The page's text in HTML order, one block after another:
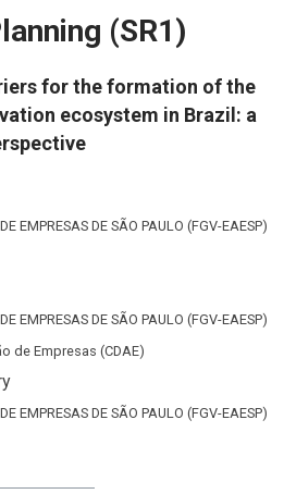
(SR1)
for the formation of the
ecosystem in Brazil: a
EMPRESAS DE SÃO PAULO (FGV-EAESP)
EMPRESAS DE SÃO PAULO (FGV-EAESP)
de Empresas (CDAE)
EMPRESAS DE SÃO PAULO (FGV-EAESP)